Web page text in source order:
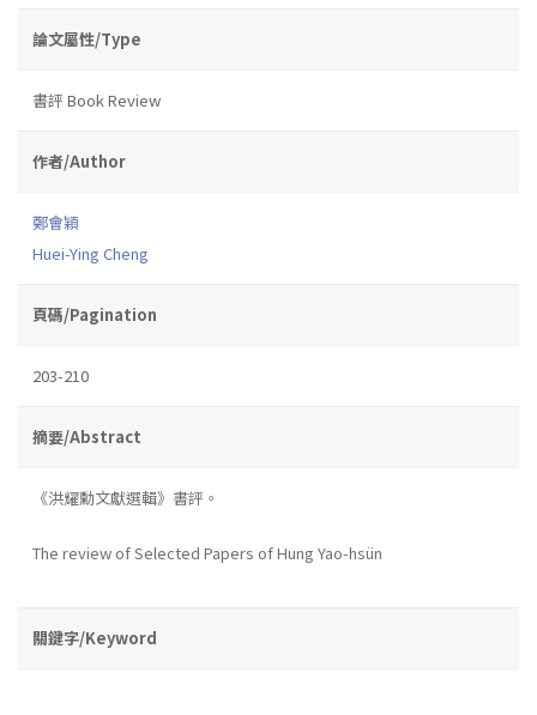
論文屬性/Type
書評 Book Review
作者/Author
鄭會穎
Huei-Ying Cheng
頁碼/Pagination
203-210
摘要/Abstract
《洪耀勳文獻選輯》書評。
The review of Selected Papers of Hung Yao-hsün
關鍵字/Keyword